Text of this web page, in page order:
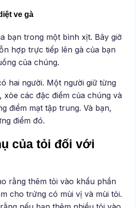
ve gà
bạn trong một bình xịt. Bây giờ
hợp trực tiếp lên gà của bạn
của chúng.
hai người. Một người giữ từng
xòe các đặc điểm của chúng và
điểm mạt tập trung. Và bạn,
điểm đó.
của tỏi đối với
rằng thêm tỏi vào khẩu phần
cho trứng có mùi vị và mùi tỏi.